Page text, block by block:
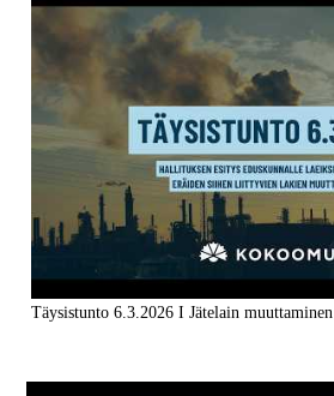
Täysistunto 6.3.2026 I Jätelain muuttaminen